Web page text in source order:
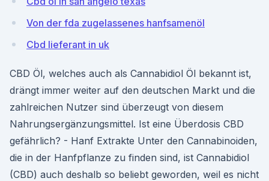
Von der fda zugelassenes hanfsamenöl
Cbd lieferant in uk
CBD Öl, welches auch als Cannabidiol Öl bekannt ist,
drängt immer weiter auf den deutschen Markt und die
zahlreichen Nutzer sind überzeugt von diesem
Nahrungsergänzungsmittel. Ist eine Überdosis CBD
gefährlich? - Hanf Extrakte Unter den Cannabinoiden,
die in der Hanfpflanze zu finden sind, ist Cannabidiol
(CBD) auch deshalb so beliebt geworden, weil es nicht